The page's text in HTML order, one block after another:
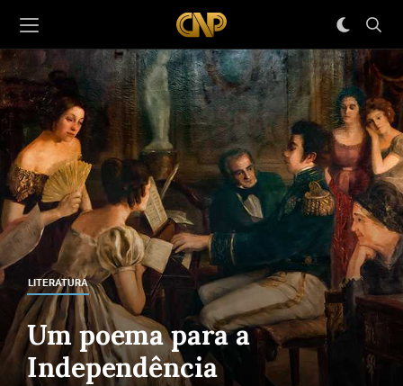
LITERATURA
Um poema para a
Independência